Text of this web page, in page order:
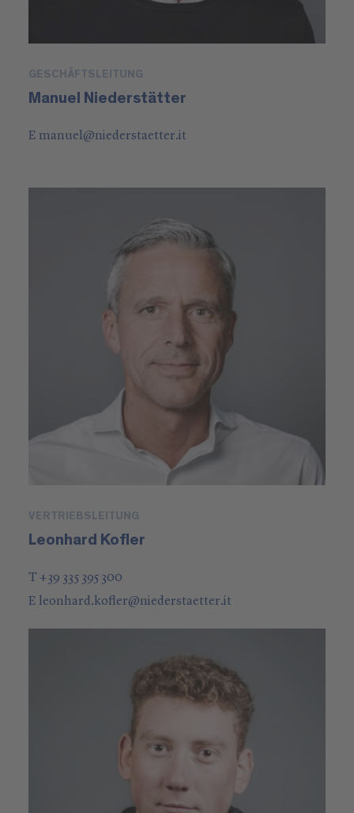
GESCHÄFTSLEITUNG
Manuel Niederstätter
E manuel@niederstaetter.it
VERTRIEBSLEITUNG
Leonhard Kofler
T +39 335 395 300
E leonhard.kofler@niederstaetter.it